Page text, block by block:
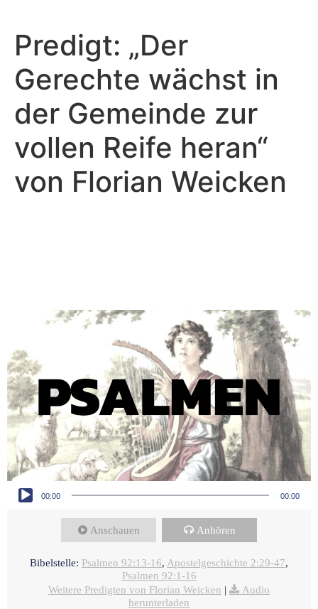
Predigt: „Der
Gerechte wächst in
der Gemeinde zur
vollen Reife heran“
von Florian Weicken
Audio-Player
00:00 00:00
Anschauen Anhören
Bibelstelle: Psalmen 92:13-16, Apostelgeschichte 2:29-47,
Psalmen 92:1-16
Weitere Predigten von Florian Weicken |
Audio
herunterladen